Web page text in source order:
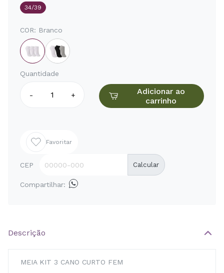
34/39
COR: Branco
Quantidade
- +
Adicionar ao
carrinho
Favoritar
CEP Calcular
Compartilhar:
Descrição
MEIA KIT 3 CANO CURTO FEM